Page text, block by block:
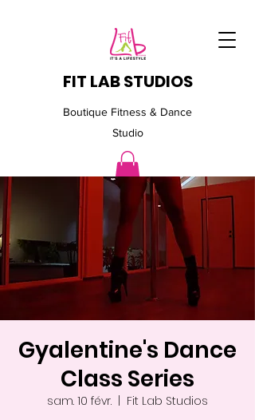
FIT LAB STUDIOS
Boutique Fitness & Dance
Studio
Gyalentine's Dance
Class Series
sam. 10 févr.
  |
Fit Lab Studios